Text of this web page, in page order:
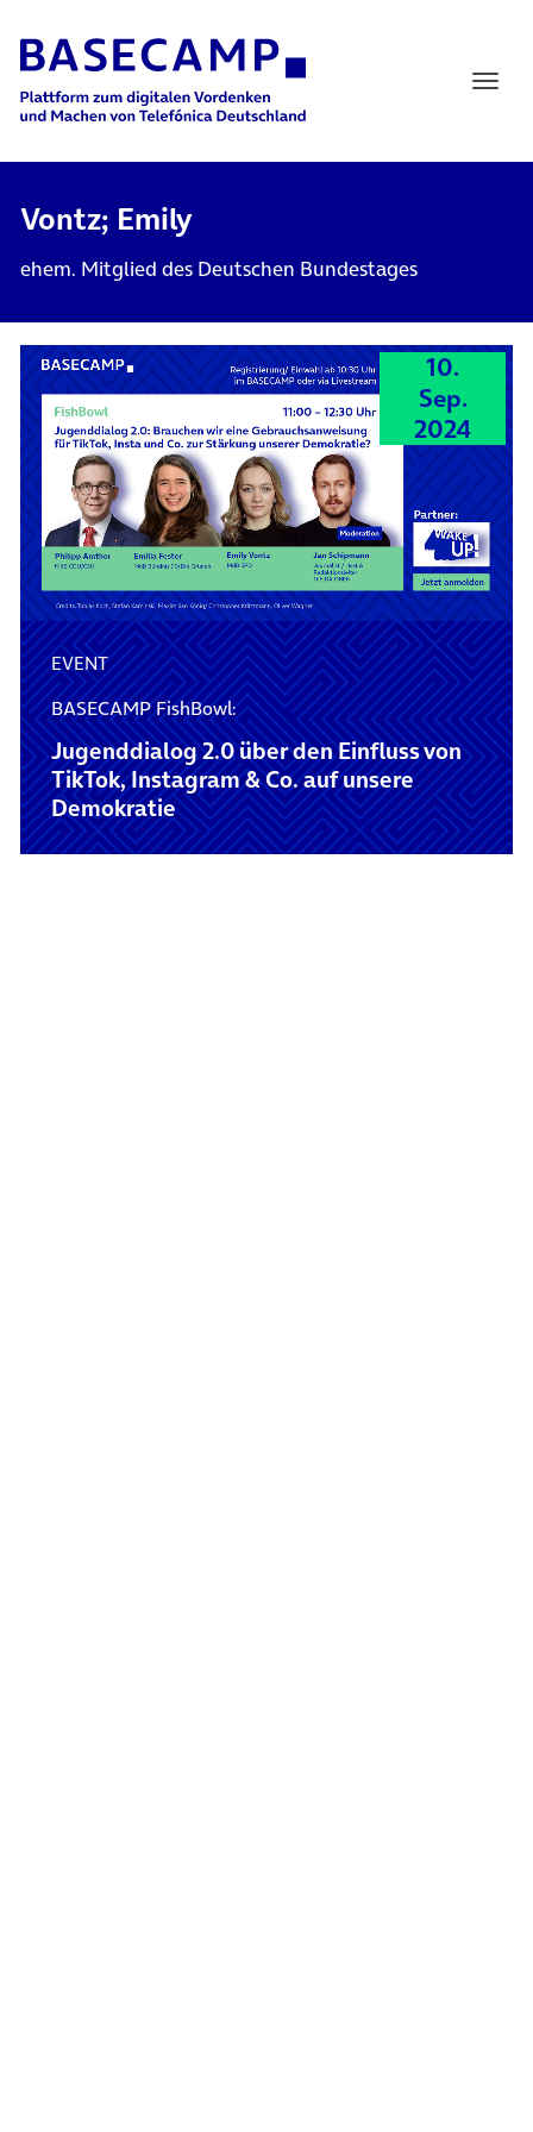
Main Navigation
Vontz; Emily
ehem. Mitglied des Deutschen Bundestages
10.
Sep.
2024
EVENT
BASECAMP FishBowl:
Jugenddialog 2.0 über den Einfluss von
TikTok, Instagram & Co. auf unsere
Demokratie